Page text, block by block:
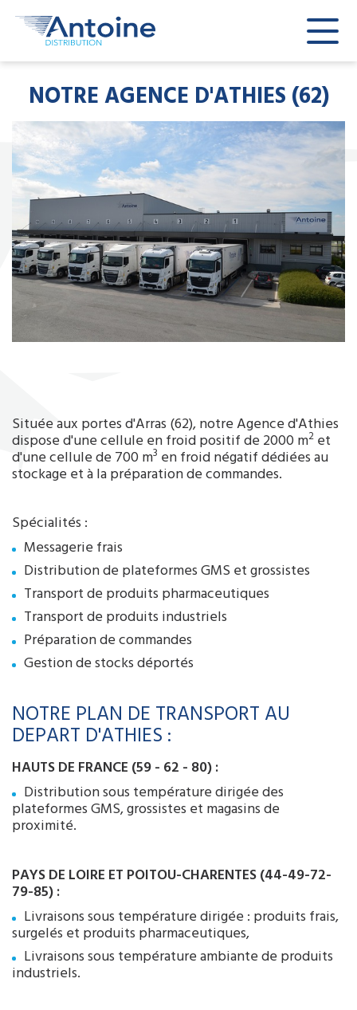
NOTRE AGENCE D'ATHIES (62)
Située aux portes d'Arras (62), notre Agence d'Athies
dispose d'une cellule en froid positif de 2000 m2 et
d'une cellule de 700 m3 en froid négatif dédiées au
stockage et à la préparation de commandes.
Spécialités :
Messagerie frais
Distribution de plateformes GMS et grossistes
Transport de produits pharmaceutiques
Transport de produits industriels
Préparation de commandes
Gestion de stocks déportés
NOTRE PLAN DE TRANSPORT AU
DEPART D'ATHIES :
HAUTS DE FRANCE (59 - 62 - 80) :
Distribution sous température dirigée des
plateformes GMS, grossistes et magasins de
proximité.
PAYS DE LOIRE ET POITOU-CHARENTES (44-49-72-
79-85) :
Livraisons sous température dirigée : produits frais,
surgelés et produits pharmaceutiques,
Livraisons sous température ambiante de produits
industriels.